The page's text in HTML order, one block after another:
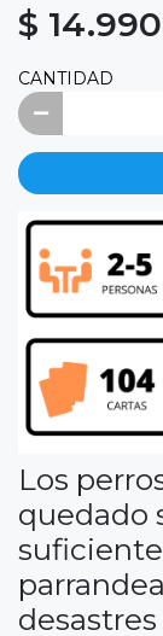
$ 14.990
CANTIDAD
Los
quedado